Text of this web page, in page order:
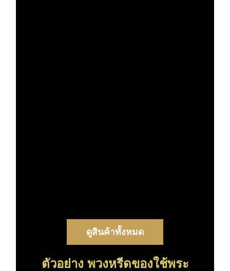
ดูสินค้าทั้งหมด
ตัวอย่าง พวงหรีดของใช้พระ